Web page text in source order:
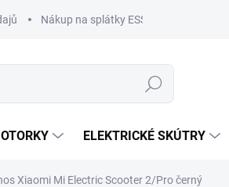
Nákup na splátky ESSOX Nákup
Hledat
ELEKTRICKÉ SKÚTRY
Xiaomi Mi Electric Scooter 2/Pro černý